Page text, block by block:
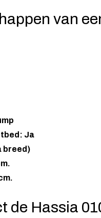
van
Ja
breed)
de Hassia